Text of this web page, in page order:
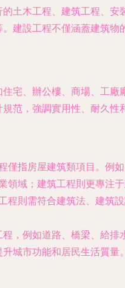
土木工程、建筑工程、
建設工程不僅涵蓋建筑
宅、辦公樓、商場、工
范，強調實用性、耐久性
指房屋建筑類項目。例
域；建筑工程則更專注于
則需符合建筑法、建筑設
，例如道路、橋梁、給
城市功能和居民生活質量。